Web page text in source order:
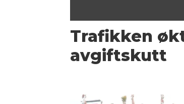
Trafikken
avgiftskutt